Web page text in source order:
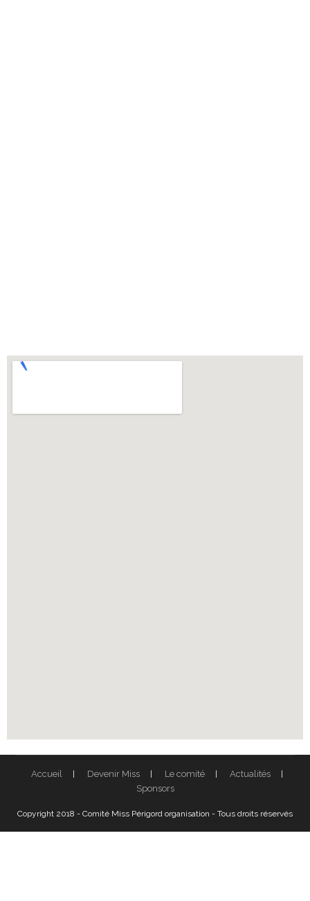
Accueil Devenir Miss Le comité
Actualités
Sponsors
Copyright 2018 - Comité Miss Périgord organisation - Tous droits réservés